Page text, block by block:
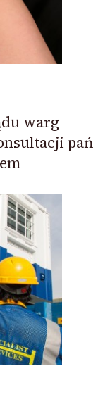
warg
pań